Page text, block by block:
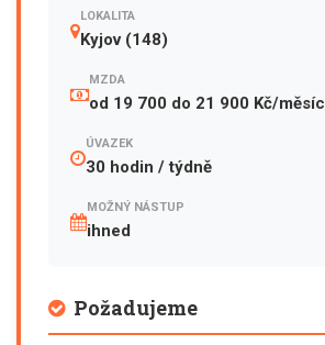
LOKALITA
Kyjov (148)
MZDA
od 19 700 do 21 900 Kč/měsíc
ÚVAZEK
30 hodin / týdně
MOŽNÝ NÁSTUP
ihned
Požadujeme